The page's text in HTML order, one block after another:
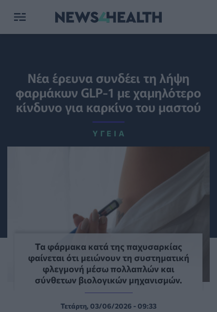
Nέα έρευνα συνδέει τη λήψη
φαρμάκων GLP-1 με χαμηλότερο
κίνδυνο για καρκίνο του μαστού
ΥΓΕΊΑ
Τα φάρμακα κατά της παχυσαρκίας
φαίνεται ότι μειώνουν τη συστηματική
φλεγμονή μέσω πολλαπλών και
σύνθετων βιολογικών μηχανισμών.
Τετάρτη, 03/06/2026 - 09:33